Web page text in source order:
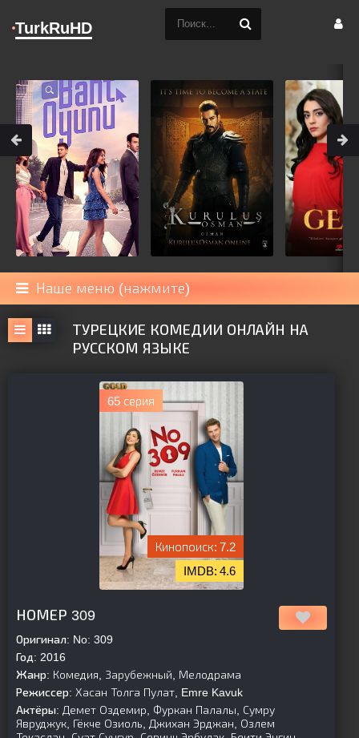
Наше меню (нажмите)
ТУРЕЦКИЕ КОМЕДИИ ОНЛАЙН НА
РУССКОМ ЯЗЫКЕ
65 серия
7.2
4.6
НОМЕР 309
Оригинал: No: 309
Год: 2016
Жанр: Комедия, Зарубежный, Мелодрама
Режиссер: Хасан Толга Пулат, Emre Kavuk
Актёры: Демет Оздемир, Фуркан Палалы, Сумру
Явруджук, Гёкче Озиоль, Джихан Эрджан, Озлем
TurkRuHD